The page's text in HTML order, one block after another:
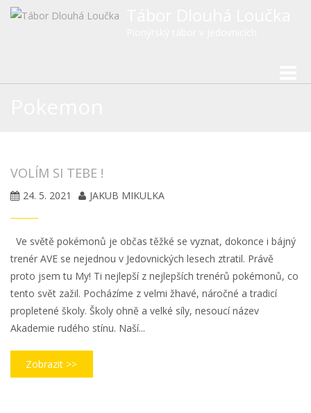
VOLÍM SI TEBE !
24. 5. 2021 JAKUB MIKULKA
Ve světě pokémonů je občas těžké se vyznat, dokonce i bájný
trenér AVE se nejednou v Jedovnických lesech ztratil. Právě
proto jsem tu My! Ti nejlepší z nejlepších trenérů pokémonů, co
tento svět zažil. Pocházíme z velmi žhavé, náročné a tradicí
propletené školy. Školy ohně a velké síly, nesoucí název
Akademie rudého stínu. Naší...
Zobrazit >>